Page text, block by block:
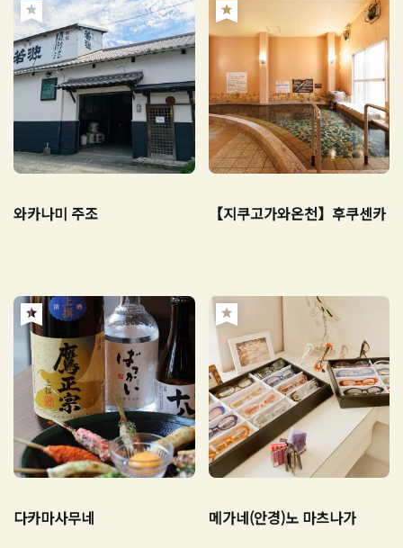
와카나미 주조 【지쿠고가와온천】후쿠센카
다카마사무네 메가네(안경)노 마츠나가